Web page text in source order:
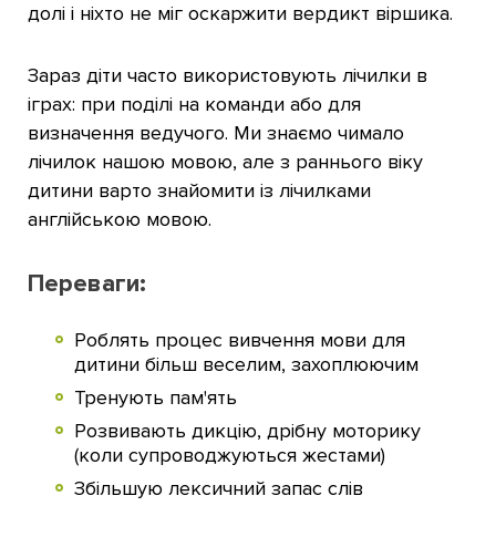
долі і ніхто не міг оскаржити вердикт віршика.
Зараз діти часто використовують лічилки в
іграх: при поділі на команди або для
визначення ведучого. Ми знаємо чимало
лічилок нашою мовою, але з раннього віку
дитини варто знайомити із лічилками
англійською мовою.
Переваги:
Роблять процес вивчення мови для
дитини більш веселим, захоплюючим
Тренують пам'ять
Розвивають дикцію, дрібну моторику
(коли супроводжуються жестами)
Збільшую лексичний запас слів